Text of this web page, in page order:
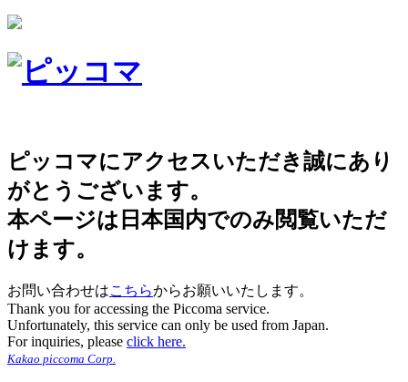
ピッコマにアクセスいただき誠にあり
がとうございます。
本ページは日本国内でのみ閲覧いただ
けます。
お問い合わせはこちらからお願いいたします。
Thank you for accessing the Piccoma service.
Unfortunately, this service can only be used from Japan.
For inquiries, please click here.
Kakao piccoma Corp.